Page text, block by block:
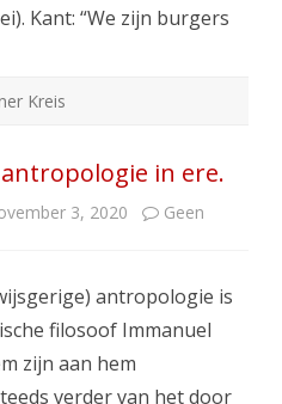
Kant: “We zijn burgers
Kreis
in ere.
3, 2020 Geen
antropologie is
filosoof Immanuel
zijn aan hem
verder van het door